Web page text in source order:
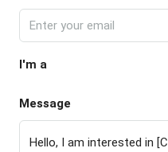
I'm a
Message